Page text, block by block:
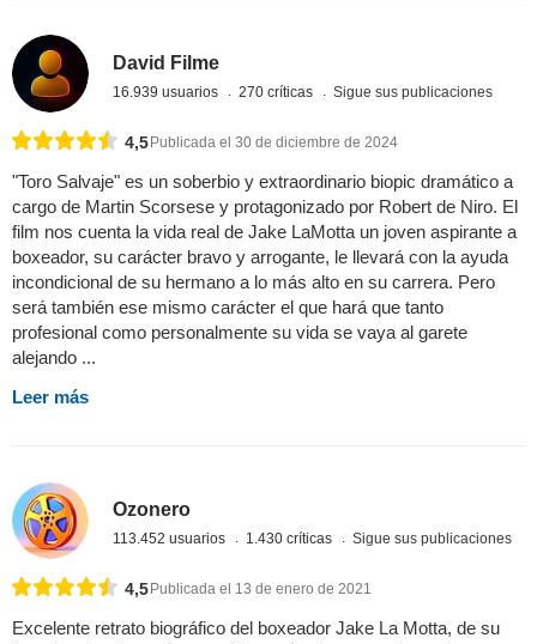
David Filme
16.939 usuarios 270 críticas Sigue sus publicaciones
4,5Publicada el 30 de diciembre de 2024
"Toro Salvaje" es un soberbio y extraordinario biopic dramático a
cargo de Martin Scorsese y protagonizado por Robert de Niro. El
film nos cuenta la vida real de Jake LaMotta un joven aspirante a
boxeador, su carácter bravo y arrogante, le llevará con la ayuda
incondicional de su hermano a lo más alto en su carrera. Pero
será también ese mismo carácter el que hará que tanto
profesional como personalmente su vida se vaya al garete
alejando ...
Leer más
Ozonero
113.452 usuarios 1.430 críticas Sigue sus publicaciones
4,5 Publicada el 13 de enero de 2021
Excelente retrato biográfico del boxeador Jake La Motta, de su